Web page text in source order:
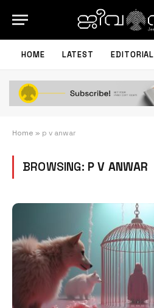
HOME LATEST EDITORIAL
Home » p v anwar
BROWSING: P V ANWAR